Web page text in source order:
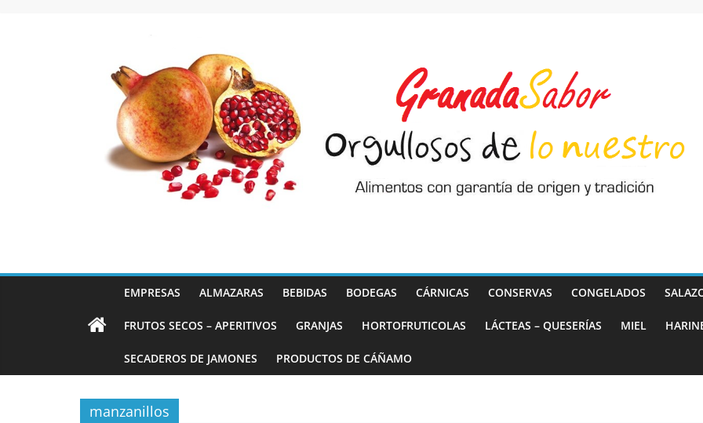
EMPRESAS ALMAZARAS BEBIDAS BODEGAS CÁRNICAS CONSERVAS CONGELADOS
FRUTOS SECOS – APERITIVOS GRANJAS HORTOFRUTICOLAS LÁCTEAS – QUESERÍAS MIEL
SECADEROS DE JAMONES PRODUCTOS DE CÁÑAMO
manzanillos